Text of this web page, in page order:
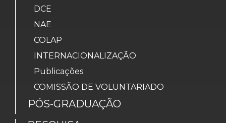
DCE
NAE
COLAP
INTERNACIONALIZAÇÃO
Publicações
COMISSÃO DE VOLUNTARIADO
PÓS-GRADUAÇÃO